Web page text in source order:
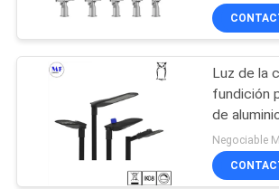
calle 30W
150W
Luz de la
fundición
de
LED luz
jardín
Negociable